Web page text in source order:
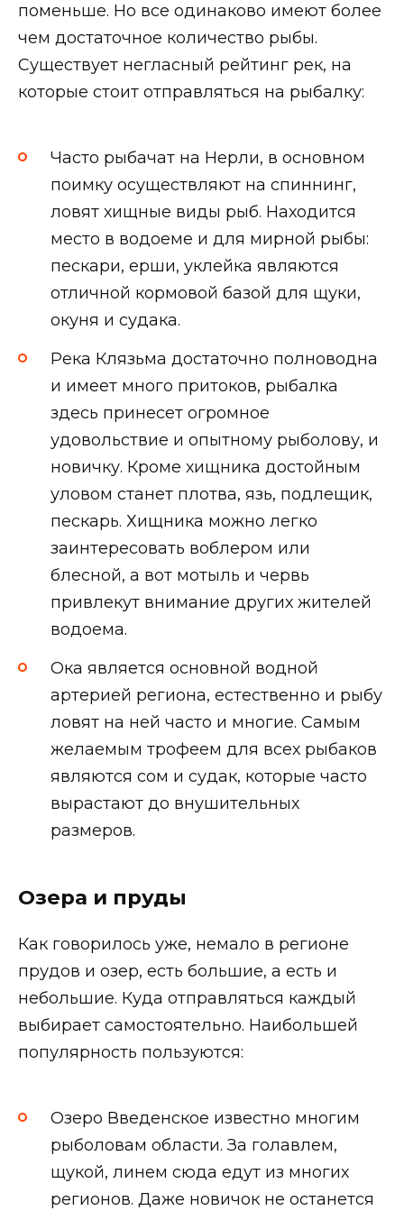
поменьше. Но все одинаково имеют более
чем достаточное количество рыбы.
Существует негласный рейтинг рек, на
которые стоит отправляться на рыбалку:
Часто рыбачат на Нерли, в основном
поимку осуществляют на спиннинг,
ловят хищные виды рыб. Находится
место в водоеме и для мирной рыбы:
пескари, ерши, уклейка являются
отличной кормовой базой для щуки,
окуня и судака.
Река Клязьма достаточно полноводна
и имеет много притоков, рыбалка
здесь принесет огромное
удовольствие и опытному рыболову, и
новичку. Кроме хищника достойным
уловом станет плотва, язь, подлещик,
пескарь. Хищника можно легко
заинтересовать воблером или
блесной, а вот мотыль и червь
привлекут внимание других жителей
водоема.
Ока является основной водной
артерией региона, естественно и рыбу
ловят на ней часто и многие. Самым
желаемым трофеем для всех рыбаков
являются сом и судак, которые часто
вырастают до внушительных
размеров.
Озера и пруды
Как говорилось уже, немало в регионе
прудов и озер, есть большие, а есть и
небольшие. Куда отправляться каждый
выбирает самостоятельно. Наибольшей
популярность пользуются:
Озеро Введенское известно многим
рыболовам области. За голавлем,
щукой, линем сюда едут из многих
регионов. Даже новичок не останется